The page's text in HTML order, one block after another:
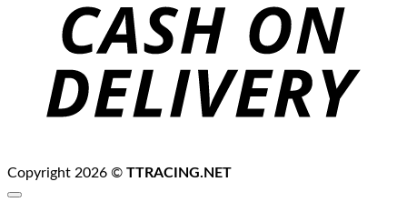
Copyright 2026 © TTRACING.NET